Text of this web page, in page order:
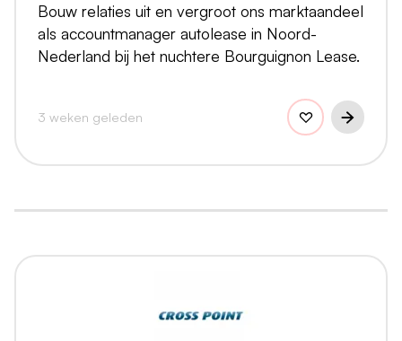
Bouw relaties uit en vergroot ons marktaandeel
als accountmanager autolease in Noord-
Nederland bij het nuchtere Bourguignon Lease.
3 weken geleden